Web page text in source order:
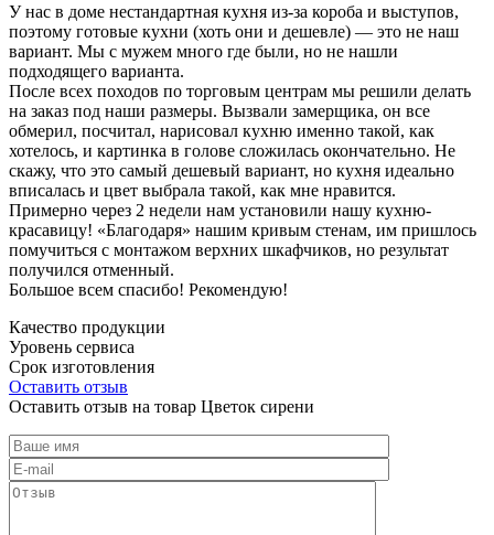
У нас в доме нестандартная кухня из-за короба и выступов,
поэтому готовые кухни (хоть они и дешевле) — это не наш
вариант. Мы с мужем много где были, но не нашли
подходящего варианта.
После всех походов по торговым центрам мы решили делать
на заказ под наши размеры. Вызвали замерщика, он все
обмерил, посчитал, нарисовал кухню именно такой, как
хотелось, и картинка в голове сложилась окончательно. Не
скажу, что это самый дешевый вариант, но кухня идеально
вписалась и цвет выбрала такой, как мне нравится.
Примерно через 2 недели нам установили нашу кухню-
красавицу! «Благодаря» нашим кривым стенам, им пришлось
помучиться с монтажом верхних шкафчиков, но результат
получился отменный.
Большое всем спасибо! Рекомендую!
Качество продукции
Уровень сервиса
Срок изготовления
Оставить отзыв
Оставить отзыв на товар Цветок сирени